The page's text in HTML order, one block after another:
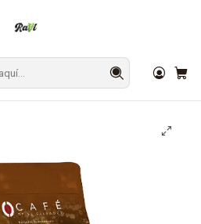
Salvador Femenino 500g 100%
Arábico